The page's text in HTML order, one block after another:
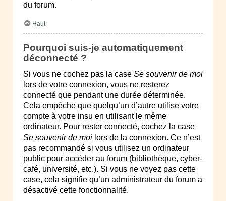
du forum.
Haut
Pourquoi suis-je automatiquement
déconnecté ?
Si vous ne cochez pas la case Se souvenir de moi
lors de votre connexion, vous ne resterez
connecté que pendant une durée déterminée.
Cela empêche que quelqu’un d’autre utilise votre
compte à votre insu en utilisant le même
ordinateur. Pour rester connecté, cochez la case
Se souvenir de moi lors de la connexion. Ce n’est
pas recommandé si vous utilisez un ordinateur
public pour accéder au forum (bibliothèque, cyber-
café, université, etc.). Si vous ne voyez pas cette
case, cela signifie qu’un administrateur du forum a
désactivé cette fonctionnalité.